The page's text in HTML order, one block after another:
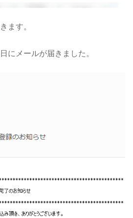
ます。
にメールが届きました。